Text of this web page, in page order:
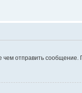
отправить сообщение.